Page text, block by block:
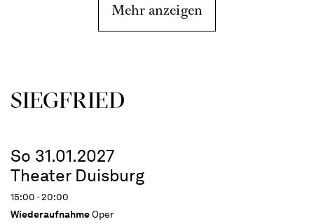
Mehr anzeigen
SIEG­FRIED
So 31.01.2027
Theater Duisburg
15:00 - 20:00
WiederaufnahmeOper